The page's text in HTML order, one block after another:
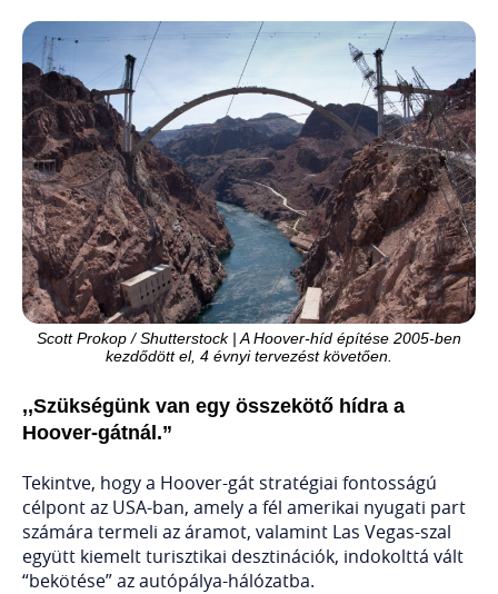
Scott Prokop / Shutterstock | A Hoover-híd építése 2005-ben
kezdődött el, 4 évnyi tervezést követően.
,,Szükségünk van egy összekötő hídra a
Hoover-gátnál.”
Tekintve, hogy a Hoover-gát stratégiai fontosságú
célpont az USA-ban, amely a fél amerikai nyugati part
számára termeli az áramot, valamint Las Vegas-szal
együtt kiemelt turisztikai desztinációk, indokolttá vált
“bekötése” az autópálya-hálózatba.